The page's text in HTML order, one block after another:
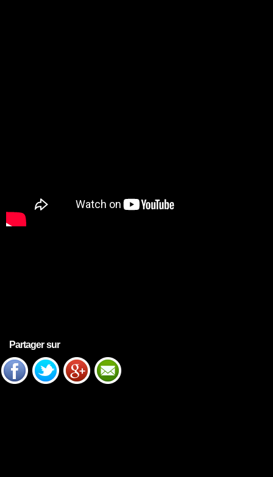
Partager sur